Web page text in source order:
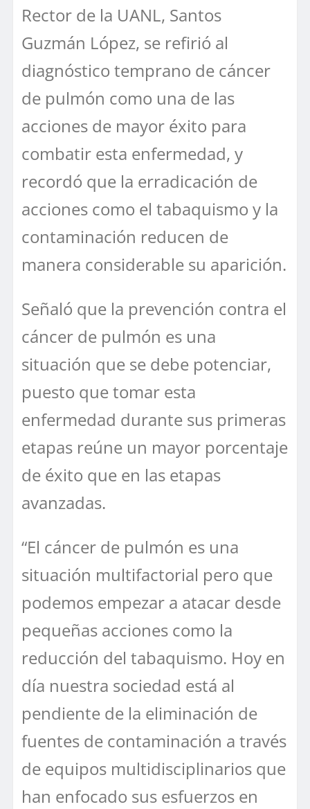
Rector de la UANL, Santos
Guzmán López, se refirió al
diagnóstico temprano de cáncer
de pulmón como una de las
acciones de mayor éxito para
combatir esta enfermedad, y
recordó que la erradicación de
acciones como el tabaquismo y la
contaminación reducen de
manera considerable su aparición.
Señaló que la prevención contra el
cáncer de pulmón es una
situación que se debe potenciar,
puesto que tomar esta
enfermedad durante sus primeras
etapas reúne un mayor porcentaje
de éxito que en las etapas
avanzadas.
“El cáncer de pulmón es una
situación multifactorial pero que
podemos empezar a atacar desde
pequeñas acciones como la
reducción del tabaquismo. Hoy en
día nuestra sociedad está al
pendiente de la eliminación de
fuentes de contaminación a través
de equipos multidisciplinarios que
han enfocado sus esfuerzos en